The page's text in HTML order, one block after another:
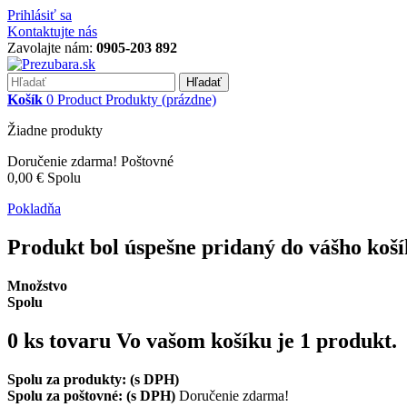
Prihlásiť sa
Kontaktujte nás
Zavolajte nám: 0905-203 892
Hľadať
Košík 0 Product Produkty (prázdne)
Žiadne produkty
Doručenie zdarma! Poštovné
0,00 € Spolu
Pokladňa
Produkt bol úspešne pridaný do vášho
Množstvo
Spolu
0 ks tovaru Vo vašom košíku je 1 produkt.
Spolu za produkty: (s DPH)
Spolu za poštovné: (s DPH) Doručenie zdarma!